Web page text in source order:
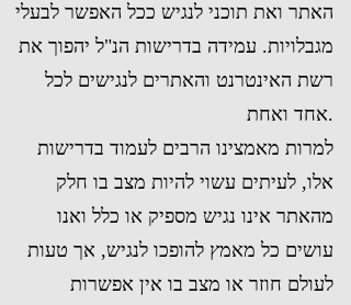
האתר ואת תוכני לנגיש ככל האפשר לבעלי
מגבלויות. עמידה בדרישות הנ"ל יהפוך את
רשת האינטרנט והאתרים לנגישים לכל
אחד ואחת.​
למרות מאמצינו הרבים לעמוד בדרישות
אלו, לעיתים עשוי להיות מצב בו חלק
מהאתר אינו נגיש מספיק או כלל ואנו
עושים כל מאמץ להופכו לנגיש, אך טעות
לעולם חוזר או מצב בו אין אפשרות